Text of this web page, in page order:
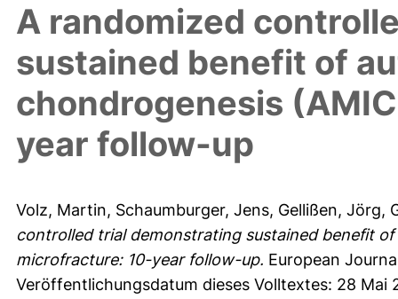
A randomized
sustained benefit of
chondrogenesis
year follow-up
Volz, Martin, Schaumburger, Jens, Gellißen, Jörg,
controlled trial demonstrating sustained benefit
microfracture: 10-year follow-up. European
Veröffentlichungsdatum dieses Volltextes: 28 Mai